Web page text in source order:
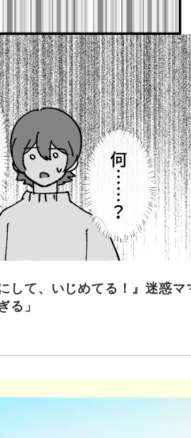
して、いじめてる！』迷惑
る」